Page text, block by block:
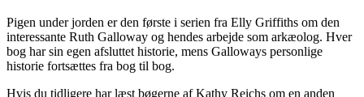
Pigen under jorden er den første i serien fra Elly Griffiths om den
interessante Ruth Galloway og hendes arbejde som arkæolog. Hver
bog har sin egen afsluttet historie, mens Galloways personlige
historie fortsættes fra bog til bog.
Hvis du tidligere har læst bøgerne af Kathy Reichs om en anden